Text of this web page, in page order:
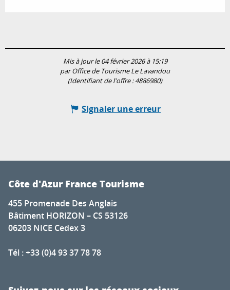
Mis à jour le 04 février 2026 à 15:19
par Office de Tourisme Le Lavandou
(Identifiant de l'offre :4886980)
Signaler une erreur
Côte d'Azur France Tourisme
455 Promenade Des Anglais
Bâtiment HORIZON – CS 53126
06203 NICE Cedex 3
Tél : +33 (0)4 93 37 78 78